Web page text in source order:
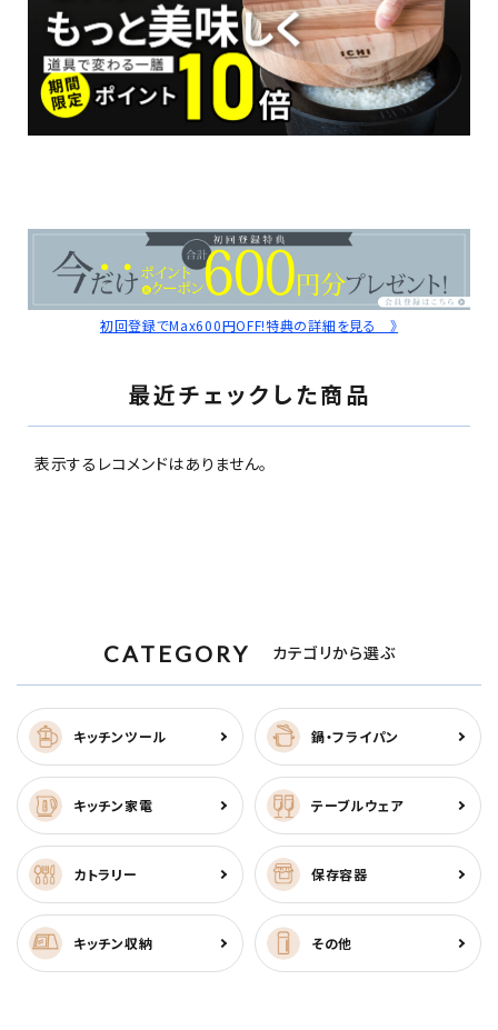
初回登録でMax600円OFF!特典の詳細を見る 》
最近チェックした商品
表示するレコメンドはありません。
CATEGORY カテゴリから選ぶ
キッチンツール 鍋・フライパン
キッチン家電 テーブルウェア
カトラリー 保存容器
キッチン収納 その他